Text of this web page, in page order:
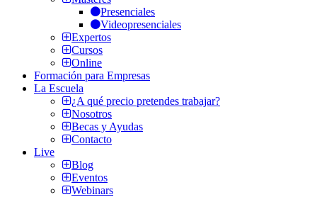
Presenciales
Videopresenciales
Expertos
Cursos
Online
Formación para Empresas
La Escuela
¿A qué precio pretendes trabajar?
Nosotros
Becas y Ayudas
Contacto
Live
Blog
Eventos
Webinars